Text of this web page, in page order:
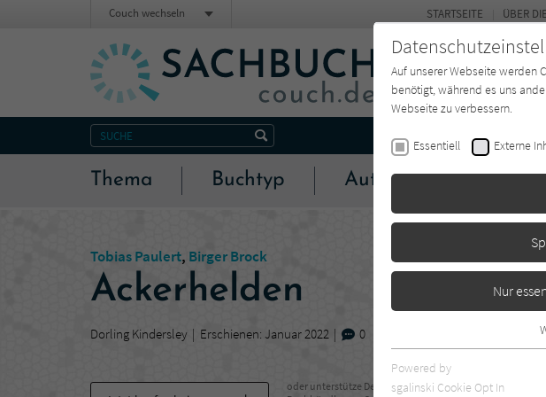
Thema Buchtyp Autor*in
STARTSEITE ÜBER
Couch wechseln
Tobias Paulert, Birger Brock
Ackerhelden
Dorling Kindersley Erschienen: Januar 2022 0
oder unterstütze Deinen
Auf unserer Webseite werden
benötigt, während es uns
Webseite zu verbessern.
Essentiell Externe
Nur
Essentielle Cookies werden
benötigt. Dadurch ist
Powered by
sgalinski Cookie Opt In